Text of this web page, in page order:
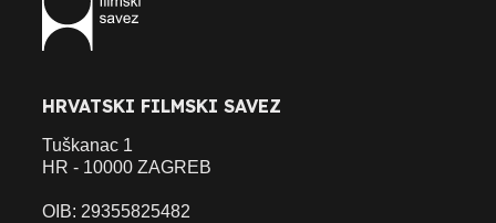
HRVATSKI FILMSKI SAVEZ
Tuškanac 1
HR - 10000 ZAGREB
OIB: 29355825482